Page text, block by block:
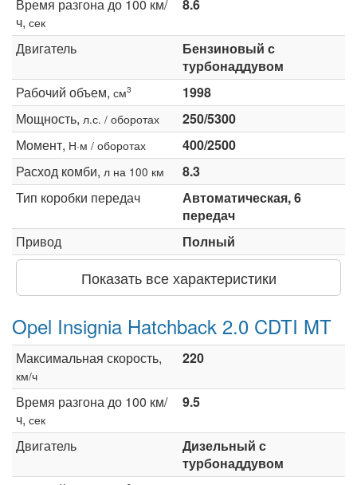
Время разгона до 100 км/
ч, сек
8.6
Двигатель
Бензиновый с
турбонаддувом
Рабочий объем, см3
1998
Мощность, л.с. / оборотах
250/5300
Момент, Н·м / оборотах
400/2500
Расход комби, л на 100 км
8.3
Тип коробки передач
Автоматическая, 6
передач
Привод
Полный
Показать все характеристики
Opel Insignia Hatchback 2.0 CDTI MT
Максимальная скорость,
км/ч
220
Время разгона до 100 км/
ч, сек
9.5
Двигатель
Дизельный с
турбонаддувом